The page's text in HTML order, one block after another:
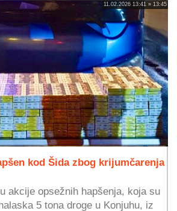
11.02.2026 13:41 » 13:45
kod Šida zbog krijumčarenja
akcije opsežnih hapšenja, koja su
5 tona droge u Konjuhu, iz